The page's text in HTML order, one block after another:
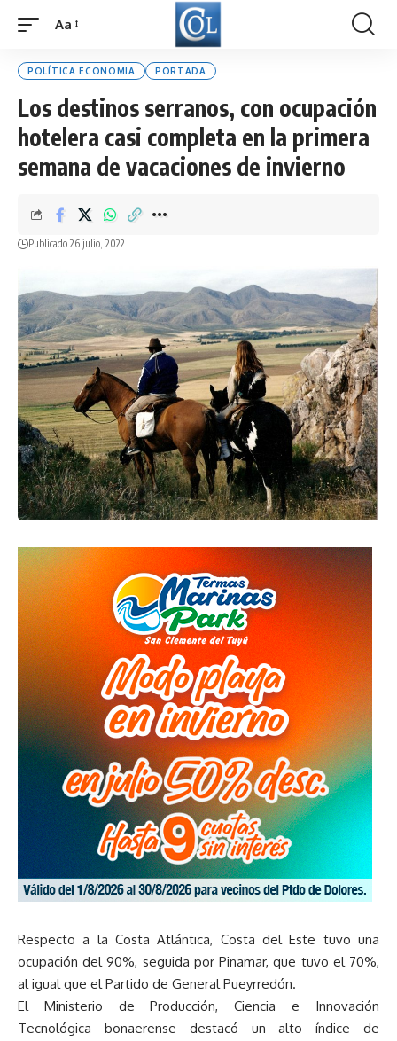
Font
Aa
POLÍTICA ECONOMIA PORTADA
Los destinos serranos, con ocupación
hotelera casi completa en la primera
semana de vacaciones de invierno
Publicado 26 julio, 2022
Respecto a la Costa Atlántica, Costa del Este tuvo una
ocupación del 90%, seguida por Pinamar, que tuvo el 70%,
al igual que el Partido de General Pueyrredón.
El Ministerio de Producción, Ciencia e Innovación
Tecnológica bonaerense destacó un alto índice de